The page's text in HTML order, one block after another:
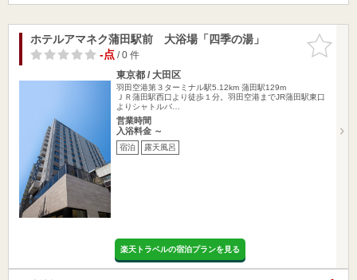
お気に入
りに追加
ホテルアマネク蒲田駅前 大浴場「四季の湯」
-点/ 0 件
東京都 / 大田区
羽田空港第３ターミナル駅5.12km 蒲田駅129m
ＪＲ蒲田駅西口より徒歩１分。羽田空港までJR蒲田駅東口
よりシャトルバ…
営業時間
入浴料金 ～
宿泊 露天風呂
楽天トラベルの宿泊プランを見る